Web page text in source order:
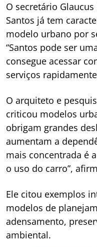
O secretário
Santos já tem
modelo urbano por
“Santos pode ser
consegue acessar
serviços
O arquiteto e
criticou modelos
obrigam grandes
aumentam a
mais concentrada é
o uso do carro”,
Ele citou exemplos
modelos de
adensamento,
ambiental.